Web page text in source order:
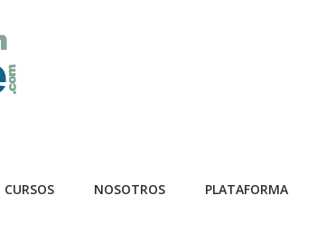
CURSOS NOSOTROS PLATAFORMA